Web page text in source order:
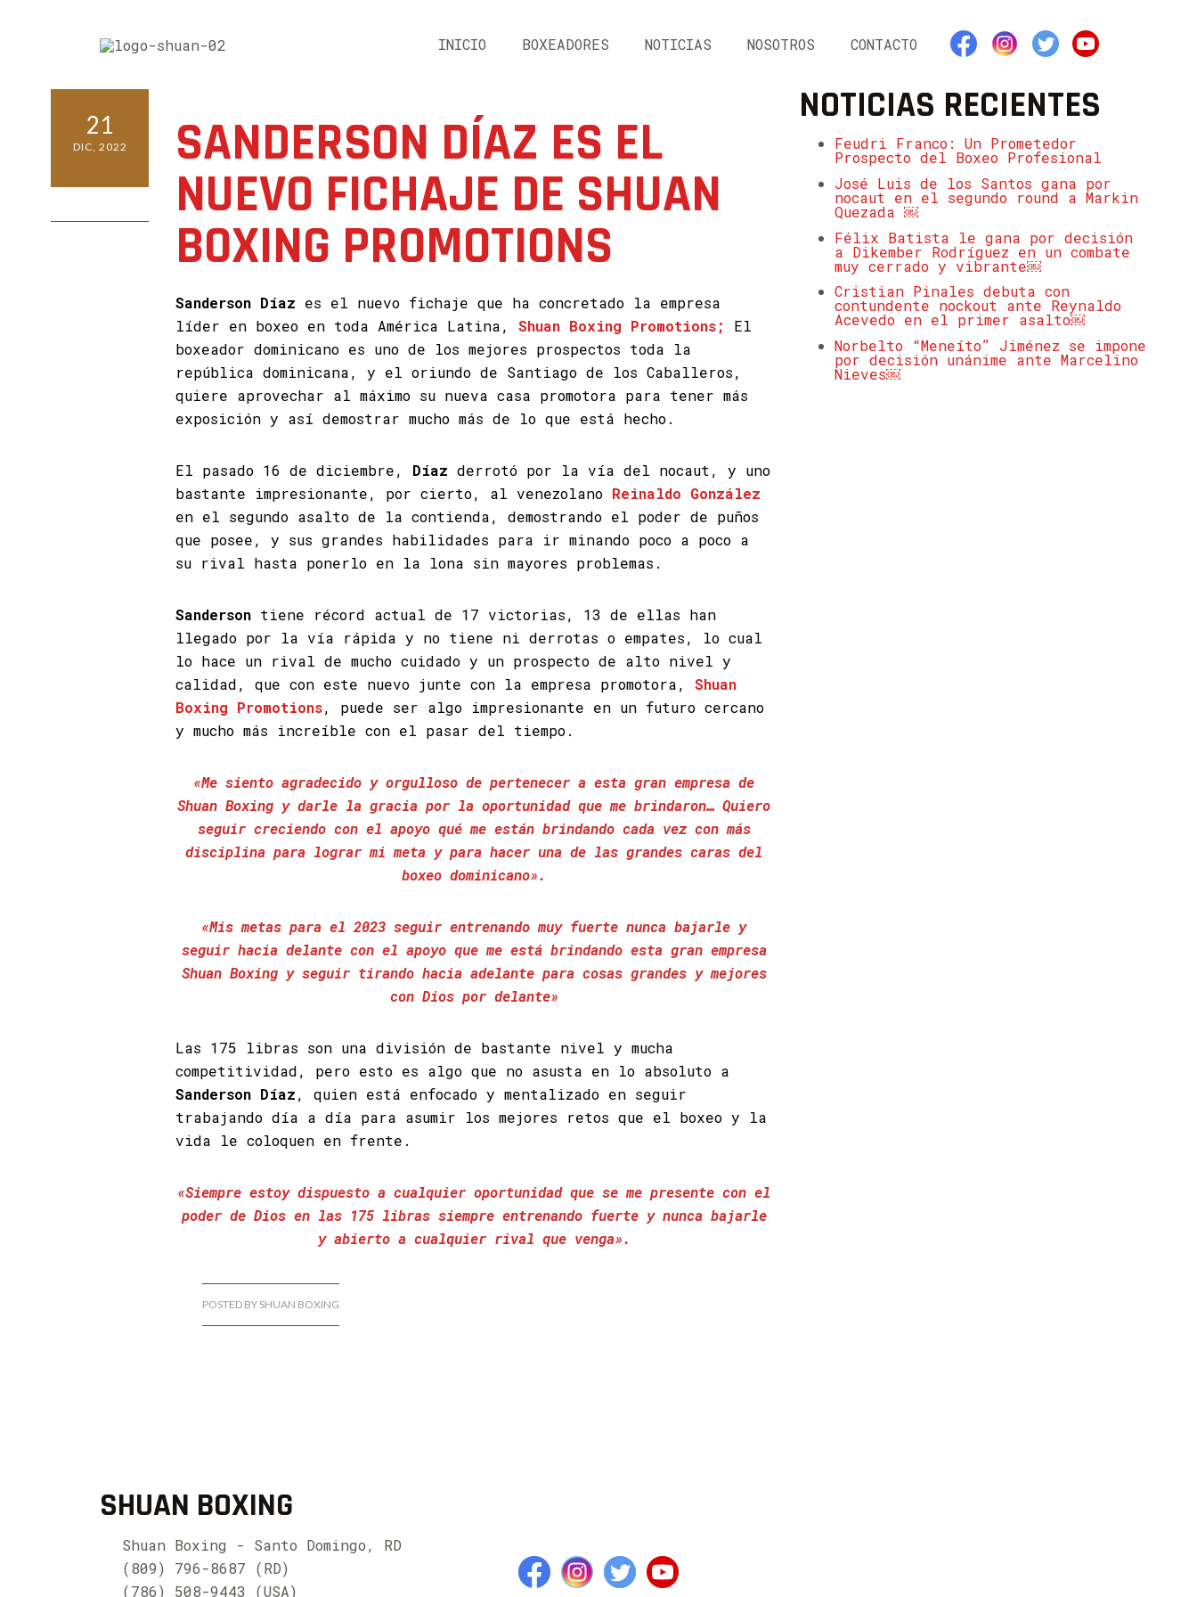
INICIO BOXEADORES NOTICIAS NOSOTROS CONTACTO
21
DIC, 2022 SANDERSON DÍAZ ES EL
NUEVO FICHAJE DE SHUAN
BOXING PROMOTIONS
Sanderson Díaz es el nuevo fichaje que ha concretado la empresa
líder en boxeo en toda América Latina, Shuan Boxing Promotions;
El
boxeador dominicano es uno de los mejores prospectos toda la
república dominicana, y el oriundo de Santiago de los Caballeros,
quiere aprovechar al máximo su nueva casa promotora para tener más
exposición y así demostrar mucho más de lo que está hecho.
El pasado 16 de diciembre, Díaz derrotó por la vía del nocaut, y uno
bastante impresionante, por cierto, al venezolano Reinaldo González
en el segundo asalto de la contienda, demostrando el poder de puños
que posee, y sus grandes habilidades para ir minando poco a poco a
su rival hasta ponerlo en la lona sin mayores problemas.
Sanderson tiene récord actual de 17 victorias, 13 de ellas han
llegado por la vía rápida y no tiene ni derrotas o empates, lo cual
lo hace un rival de mucho cuidado y un prospecto de alto nivel y
calidad, que con este nuevo junte con la empresa promotora,
Shuan
Boxing Promotions, puede ser algo impresionante en un futuro cercano
y mucho más increíble con el pasar del tiempo.
«Me siento agradecido y orgulloso de pertenecer a esta gran empresa de
Shuan Boxing y darle la gracia por la oportunidad que me brindaron… Quiero
seguir creciendo con el apoyo qué me están brindando cada vez con más
disciplina para lograr mi meta y para hacer una de las grandes caras del
boxeo dominicano».
«Mis metas para el 2023 seguir entrenando muy fuerte nunca bajarle y
seguir hacia delante con el apoyo que me está brindando esta gran empresa
Shuan Boxing y seguir tirando hacia adelante para cosas grandes y mejores
con Dios por delante»
Las 175 libras son una división de bastante nivel y mucha
competitividad, pero esto es algo que no asusta en lo absoluto a
Sanderson Díaz, quien está enfocado y mentalizado en seguir
trabajando día a día para asumir los mejores retos que el boxeo y la
vida le coloquen en frente.
«Siempre estoy dispuesto a cualquier oportunidad que se me presente con el
poder de Dios en las 175 libras siempre entrenando fuerte y nunca bajarle
y abierto a cualquier rival que venga».
POSTED BY SHUAN BOXING
NOTICIAS RECIENTES
Feudri Franco: Un Prometedor
Prospecto del Boxeo Profesional
José Luis de los Santos gana por
nocaut en el segundo round a Markin
Quezada ￼
Félix Batista le gana por decisión
a Dikember Rodríguez en un combate
muy cerrado y vibrante￼
Cristian Pinales debuta con
contundente nockout ante Reynaldo
Acevedo en el primer asalto￼
Norbelto “Meneíto” Jiménez se impone
por decisión unánime ante Marcelino
Nieves￼
SHUAN BOXING
Shuan Boxing - Santo Domingo, RD
(809) 796-8687 (RD)
(786) 508-9443 (USA)